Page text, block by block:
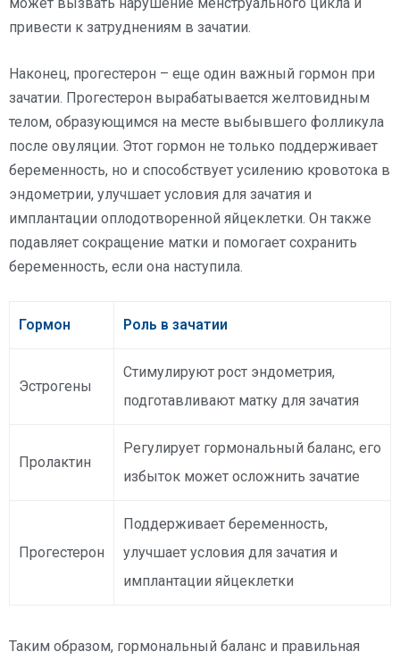
привести к затруднениям в зачатии.
Наконец, прогестерон – еще один важный гормон при
зачатии. Прогестерон вырабатывается желтовидным
телом, образующимся на месте выбывшего фолликула
после овуляции. Этот гормон не только поддерживает
беременность, но и способствует усилению кровотока в
эндометрии, улучшает условия для зачатия и
имплантации оплодотворенной яйцеклетки. Он также
подавляет сокращение матки и помогает сохранить
беременность, если она наступила.
Гормон Роль в зачатии
Эстрогены
Стимулируют рост эндометрия,
подготавливают матку для зачатия
Пролактин
Регулирует гормональный баланс, его
избыток может осложнить зачатие
Прогестерон
Поддерживает беременность,
улучшает условия для зачатия и
имплантации яйцеклетки
Таким образом, гормональный баланс и правильная